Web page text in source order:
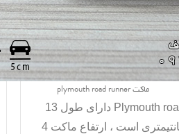
ماکت plymouth road runner
Plymouth
دارای طول 13
سانتیمتر و عرض 5 سانتیمتری است ، ارتفاع ماکت 4